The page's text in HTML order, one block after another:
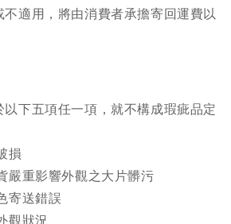
適用，將由消費者承擔寄回運費以
以下五項任一項，就不構成瑕疵品定